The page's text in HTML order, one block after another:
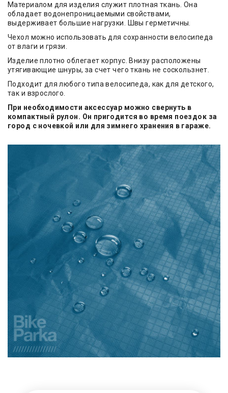
Материалом для изделия служит плотная ткань. Она
обладает водонепроницаемыми свойствами,
выдерживает большие нагрузки. Швы герметичны.
Чехол можно использовать для сохранности велосипеда
от влаги и грязи.
Изделие плотно облегает корпус. Внизу расположены
утягивающие шнуры, за счет чего ткань не соскользнет.
Подходит для любого типа велосипеда, как для детского,
так и взрослого.
При необходимости аксессуар можно свернуть в
компактный рулон. Он пригодится во время поездок за
город с ночевкой или для зимнего хранения в гараже.